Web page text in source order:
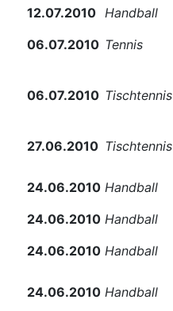
12.07.2010 Handball
06.07.2010 Tennis
06.07.2010 Tischtennis
27.06.2010 Tischtennis
24.06.2010 Handball
24.06.2010 Handball
24.06.2010 Handball
24.06.2010 Handball